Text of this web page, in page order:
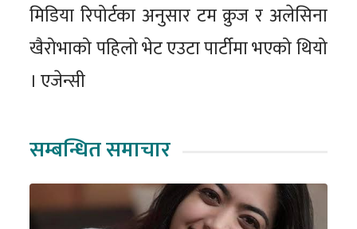
मिडिया रिपोर्टका अनुसार टम क्रुज र अलेसिना
खैरोभाको पहिलो भेट एउटा पार्टीमा भएको थियो
। एजेन्सी
सम्बन्धित समाचार